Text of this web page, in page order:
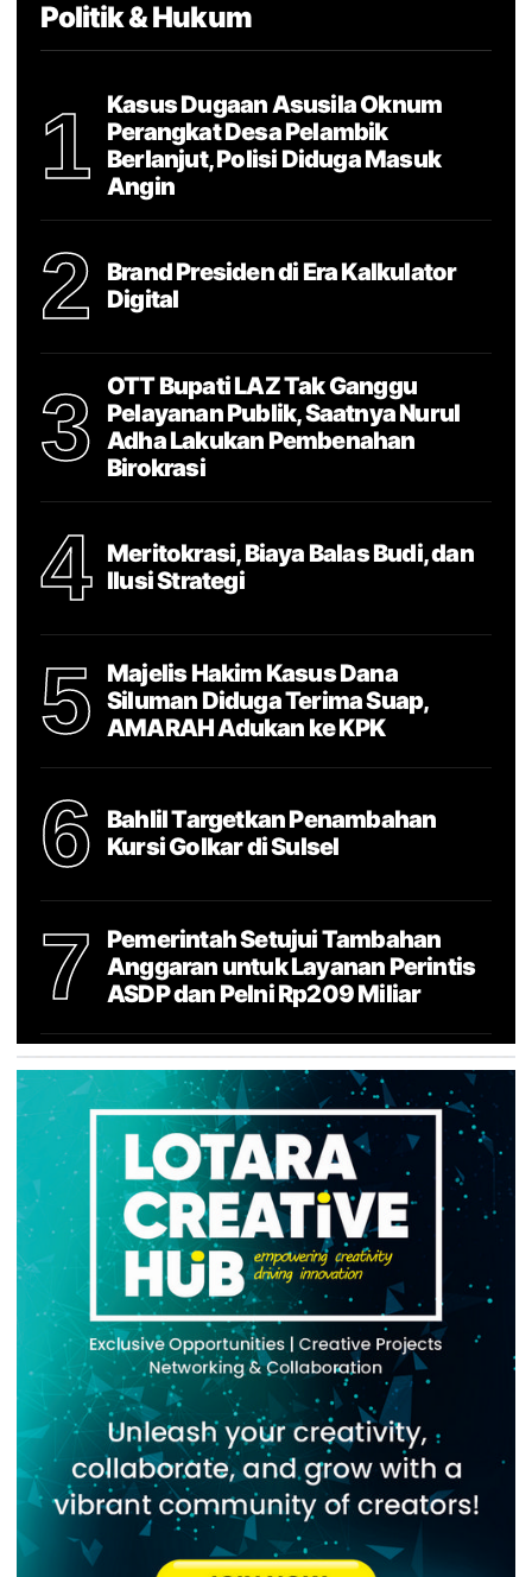
Politik & Hukum
1
Kasus Dugaan Asusila Oknum
Perangkat Desa Pelambik
Berlanjut, Polisi Diduga Masuk
Angin
2
Brand Presiden di Era Kalkulator
Digital
3
OTT Bupati LAZ Tak Ganggu
Pelayanan Publik, Saatnya Nurul
Adha Lakukan Pembenahan
Birokrasi
4
Meritokrasi, Biaya Balas Budi, dan
Ilusi Strategi
5
Majelis Hakim Kasus Dana
Siluman Diduga Terima Suap,
AMARAH Adukan ke KPK
6
Bahlil Targetkan Penambahan
Kursi Golkar di Sulsel
7
Pemerintah Setujui Tambahan
Anggaran untuk Layanan Perintis
ASDP dan Pelni Rp209 Miliar